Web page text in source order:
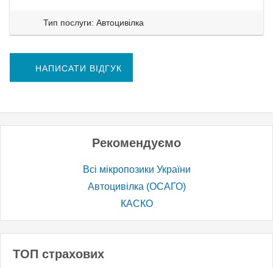
Тип послуги: Автоцивілка
НАПИСАТИ ВІДГУК
Рекомендуємо
Всі мікропозики України
Автоцивілка (ОСАГО)
КАСКО
ТОП страхових